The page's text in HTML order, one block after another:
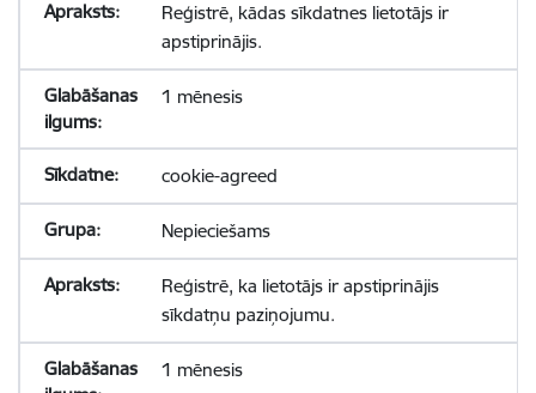
Reģistrē, kādas sīkdatnes lietotājs ir
apstiprinājis.
1 mēnesis
cookie-agreed
Nepieciešams
Reģistrē, ka lietotājs ir apstiprinājis
sīkdatņu paziņojumu.
1 mēnesis